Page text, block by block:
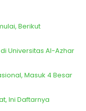
Berikut
Universitas Al-Azhar
Masuk 4 Besar
Ini Daftarnya